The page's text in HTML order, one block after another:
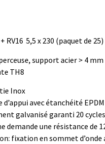
RV16 5,5 x 230 (paquet de 25)
support acier > 4 mm
TH8
Inox
d’appui avec étanchéité
galvanisé garanti 20
demande une résistance de
fixation en sommet d’onde